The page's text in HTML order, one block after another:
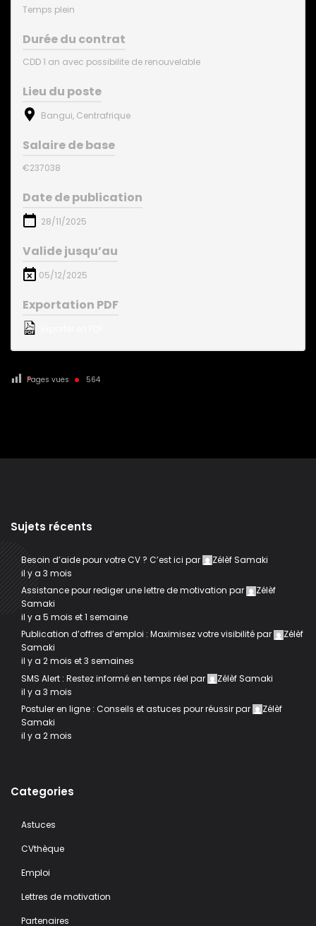
Temps plein
Durée du contrat
CDD 1 an avec possibilite de renouvelable
Lieu du poste
Bangui, Centrafrique
Salaire de base
€237038
Date de publication
28/11/2025
Valide jusqu’au
05/12/2025
Exportation PDF
Pages vues 564
Sujets récents
Besoin d’aide pour votre CV ? C’est ici par
Zélèf Samaki
il y a 3 mois
Assistance pour rediger une lettre de motivation par
Zélèf
Samaki
il y a 5 mois et 1 semaine
Publication d’offres d’emploi : Maximisez votre visibilitépar
Zélèf
Samaki
il y a 2 mois et 3 semaines
SMS Alert : Restez informé en temps réel par
Zélèf Samaki
il y a 3 mois
Postuler en ligne : Conseils et astuces pour réussirpar
Zélèf
Samaki
il y a 2 mois
Categories
Astuces
CVthèque
Emploi
Lettres de motivation
Partenaires